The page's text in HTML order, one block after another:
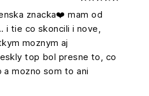
znacka❤️ mam od
i tie co skoncili i nove,
moznym aj
top bol presne to, co
a mozno som to ani